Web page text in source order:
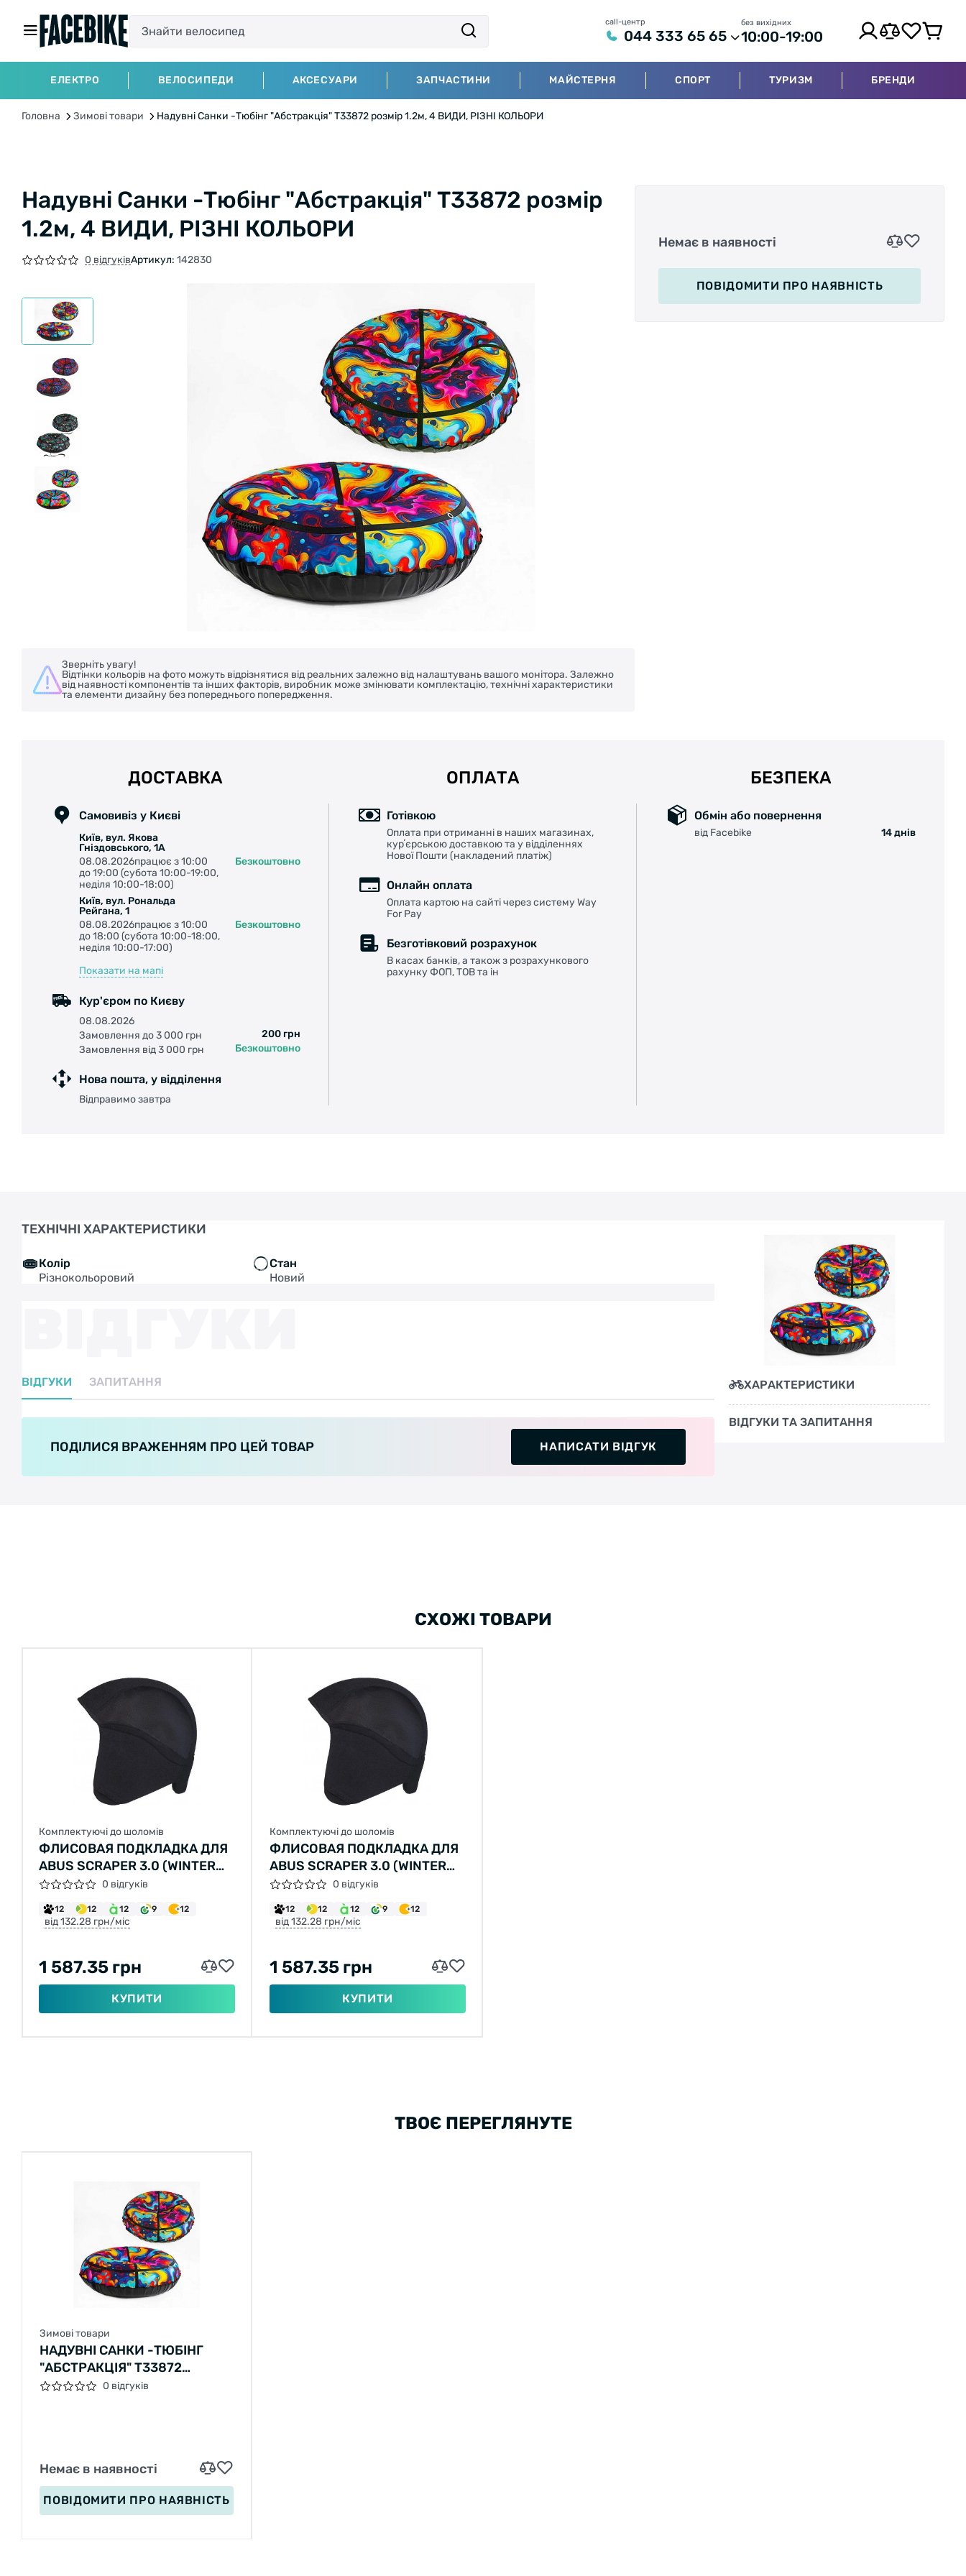
call-центр
044 333 65 65
без вихідних
10:00-19:00
ЕЛЕКТРО ВЕЛОСИПЕДИ АКСЕСУАРИ ЗАПЧАСТИНИ МАЙСТЕРНЯ СПОРТ ТУРИЗМ БРЕНДИ
Головна Зимові товари Надувні Санки -Тюбінг "Абстракція" Т33872 розмір 1.2м, 4 ВИДИ, РІЗНІ КОЛЬОРИ
Надувні Санки -Тюбінг "Абстракція" Т33872 розмір
1.2м, 4 ВИДИ, РІЗНІ КОЛЬОРИ
0 відгуківАртикул: 142830
Зверніть увагу!
Відтінки кольорів на фото можуть відрізнятися від реальних залежно від налаштувань вашого монітора. Залежно
від наявності компонентів та інших факторів, виробник може змінювати комплектацію, технічні характеристики
та елементи дизайну без попереднього попередження.
Немає в наявності
ПОВІДОМИТИ ПРО НАЯВНІСТЬ
ДОСТАВКА
Самовивіз у Києві
Київ, вул. Якова
Гніздовського, 1А
08.08.2026працює з 10:00
до 19:00 (субота 10:00-19:00,
неділя 10:00-18:00)
Безкоштовно
Київ, вул. Рональда
Рейгана, 1
08.08.2026працює з 10:00
до 18:00 (субота 10:00-18:00,
неділя 10:00-17:00)
Безкоштовно
Показати на мапі
Кур'єром по Києву
08.08.2026
Замовлення до 3 000 грн
200 грн
Замовлення від 3 000 грн
Безкоштовно
Нова пошта, у відділення
Відправимо завтра
ОПЛАТА
Готівкою
Оплата при отриманні в наших магазинах,
курʼєрською доставкою та у відділеннях
Нової Пошти (накладений платіж)
Онлайн оплата
Оплата картою на сайті через систему Way
For Pay
Безготівковий розрахунок
В касах банків, а також з розрахункового
рахунку ФОП, ТОВ та ін
БЕЗПЕКА
Обмін або повернення
від Facebike 14 днів
ТЕХНІЧНІ ХАРАКТЕРИСТИКИ
Колір
Різнокольоровий
Стан
Новий
ВІДГУКИ ЗАПИТАННЯ
ПОДІЛИСЯ ВРАЖЕННЯМ ПРО ЦЕЙ ТОВАР НАПИСАТИ ВІДГУК
ХАРАКТЕРИСТИКИ
ВІДГУКИ ТА ЗАПИТАННЯ
СХОЖІ ТОВАРИ
Комплектуючі до шоломів
ФЛИСОВАЯ ПОДКЛАДКА ДЛЯ
ABUS SCRAPER 3.0 (WINTER
CAP) L
0 відгуків
12 12 12 9 12
від 132.28 грн/міс
1 587.35 грн
КУПИТИ
Комплектуючі до шоломів
ФЛИСОВАЯ ПОДКЛАДКА ДЛЯ
ABUS SCRAPER 3.0 (WINTER
CAP) M
0 відгуків
12 12 12 9 12
від 132.28 грн/міс
1 587.35 грн
КУПИТИ
ТВОЄ ПЕРЕГЛЯНУТЕ
Зимові товари
НАДУВНІ САНКИ -ТЮБІНГ
"АБСТРАКЦІЯ" Т33872
РОЗМІР 1.2М, 4 ВИДИ, РІЗНІ
0 відгуків
Немає в наявності
ПОВІДОМИТИ ПРО НАЯВНІСТЬ